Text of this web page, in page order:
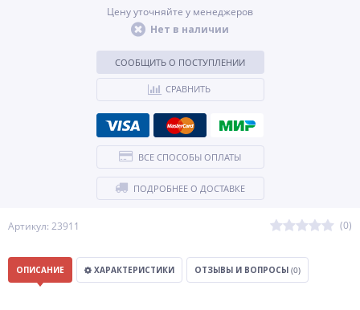
Артикул: 23911 (0)
Цену уточняйте у менеджеров
Нет в наличии
СООБЩИТЬ О ПОСТУПЛЕНИИ
СРАВНИТЬ
ВСЕ СПОСОБЫ ОПЛАТЫ
ПОДРОБНЕЕ О ДОСТАВКЕ
ОПИСАНИЕ ХАРАКТЕРИСТИКИ ОТЗЫВЫ И ВОПРОСЫ (0)